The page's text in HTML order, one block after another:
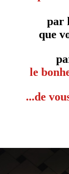
par
que
le
...de